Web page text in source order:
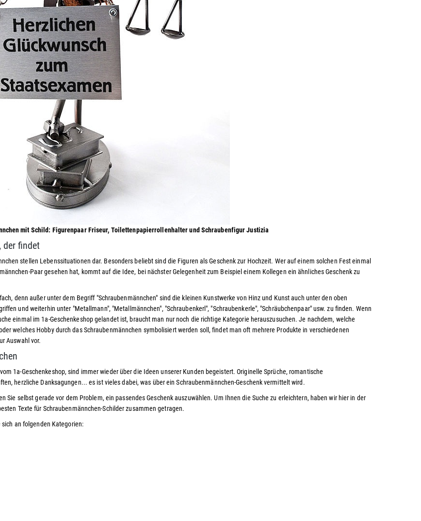
mit Schild: Figurenpaar Friseur, Toilettenpapierrollenhalter und Schraubenfigur Justizia
der findet
stellen Lebenssituationen dar. Besonders beliebt sind die Figuren als Geschenk zur Hochzeit. Wer auf einem solchen Fest einmal
Paar gesehen hat, kommt auf die Idee, bei nächster Gelegenheit zum Beispiel einem Kollegen ein ähnliches Geschenk zu
denn außer unter dem Begriff "Schraubenmännchen" sind die kleinen Kunstwerke von Hinz und Kunstauch unter den oben
und weiterhin unter "Metallmann", "Metallmännchen", "Schraubenkerl", "Schraubenkerle", "Schräubchenpaar" usw. zu finden. Wenn
einmal im 1a-Geschenkeshop gelandet ist, braucht man nur noch die richtige Kategorie herauszusuchen. Je nachdem, welche
welches Hobby durch das Schraubenmännchen symbolisiert werden soll, findet man oft mehrere Produkte in verschiedenen
Auswahl vor.
1a-Geschenkeshop, sind immer wieder über die Ideen unserer Kunden begeistert. Originelle Sprüche, romantische
herzliche Danksagungen... es ist vieles dabei, was über ein Schraubenmännchen-Geschenk vermittelt wird.
Sie selbst gerade vor dem Problem, ein passendes Geschenk auszuwählen. Um Ihnen die Suche zu erleichtern, haben wir hier in der
Texte für Schraubenmännchen-Schilder zusammen getragen.
sich an folgenden Kategorien: